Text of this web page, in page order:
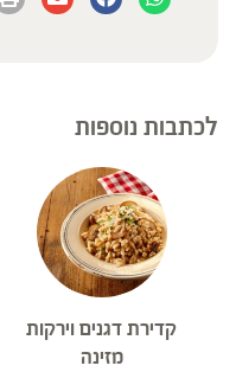
לכתבות נוספות
קדירת דגנים וירקות
מזינה